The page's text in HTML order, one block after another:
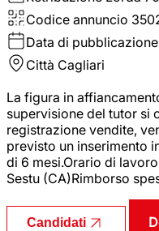
Codice annuncio
Data di pubblicazione
Città Cagliari
La figura in
supervisione del tutor si
registrazione vendite,
previsto un inserimento
di 6 mesi.Orario di
Sestu (CA)Rimborso
Candidati